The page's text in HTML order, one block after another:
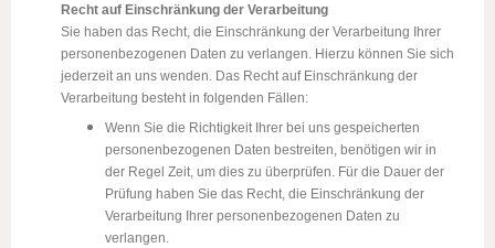
Recht auf Einschränkung der Verarbeitung
Sie haben das Recht, die Einschränkung der Verarbeitung Ihrer
personenbezogenen Daten zu verlangen. Hierzu können Sie sich
jederzeit an uns wenden. Das Recht auf Einschränkung der
Verarbeitung besteht in folgenden Fällen:
Wenn Sie die Richtigkeit Ihrer bei uns gespeicherten
personenbezogenen Daten bestreiten, benötigen wir in
der Regel Zeit, um dies zu überprüfen. Für die Dauer der
Prüfung haben Sie das Recht, die Einschränkung der
Verarbeitung Ihrer personenbezogenen Daten zu
verlangen.